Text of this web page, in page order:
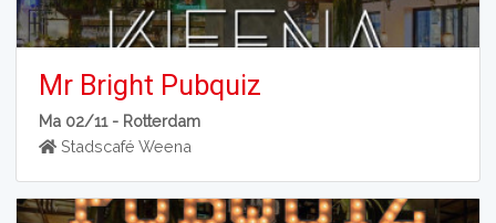
Mr Bright Pubquiz
Ma 02/11 - Rotterdam
Stadscafé Weena